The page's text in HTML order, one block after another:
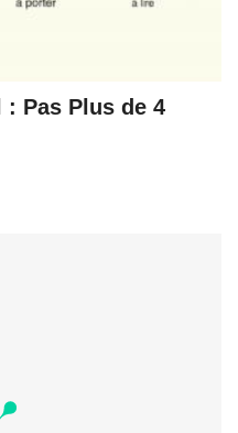
: Pas Plus de 4